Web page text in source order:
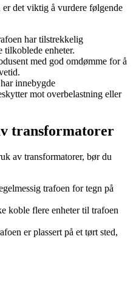
det viktig å vurdere følgende
har tilstrekkelig
tilkoblede enheter.
med god omdømme for å
innebygde
mot overbelastning eller
transformatorer
av transformatorer, bør du
trafoen for tegn på
koble flere enheter til trafoen
er plassert på et tørt sted,